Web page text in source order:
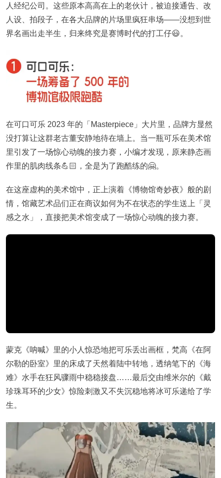
人经纪公司。这些原本高高在上的老伙计，被迫接通告、改
人设、拍段子，在各大品牌的片场里疯狂串场——没想到世
界名画出走半生，归来终究是赛博时代的打工仔😃。
在可口可乐 2023 年的「 Masterpiece 」大片里，品牌方显然
没打算让这群老古董安静地待在墙上。当一瓶可乐在美术馆
里引发了一场惊心动魄的接力赛，小编才发现，原来静态画
作里的肌肉线条💪🏻，全是为了跑酷练的🤗。
在这座虚构的美术馆中，正上演着《博物馆奇妙夜》般的剧
情，馆藏艺术品们正在商议如何为不在状态的学生送上「灵
感之水」，直接把美术馆变成了一场惊心动魄的接力赛。
蒙克《呐喊》里的小人惊恐地把可乐丢出画框，梵高《在阿
尔勒的卧室》里的床成了天然着陆中转地，透纳笔下的《海
难》水手在狂风骤雨中稳稳接盘……最后交由维米尔的《戴
珍珠耳环的少女》惊险刺激又不失沉稳地将冰可乐递给了学
生。